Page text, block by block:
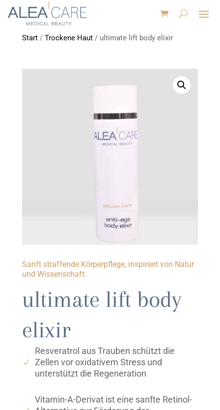
Start/ Trockene Haut/ ultimate lift body elixir
Sanft straffende Körperpflege, inspiriert von Natur
und Wissenschaft.
ultimate lift body
elixir
Resveratrol aus Trauben schützt die
Zellen vor oxidativem Stress und
unterstützt die Regeneration
Vitamin-A-Derivat ist eine sanfte Retinol-